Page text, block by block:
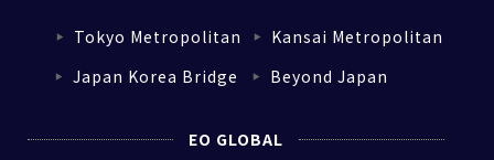
▼ Tokyo Metropolitan ▼ Kansai Metropolitan
▼ Japan Korea Bridge ▼ Beyond Japan
EO GLOBAL